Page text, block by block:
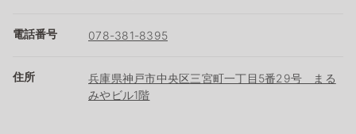
電話番号 078-381-8395
住所
兵庫県神戸市中央区三宮町一丁目5番29号 まる
みやビル1階